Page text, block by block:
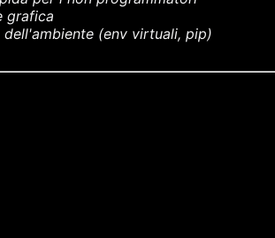
grafica
(env virtuali, pip)